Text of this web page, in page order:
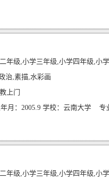
级,小学三年级,小学四年级,小学五
治,素描,水彩画
上门
月：2005.9 学校：云南大学 专
年级,小学三年级,小学四年级,小